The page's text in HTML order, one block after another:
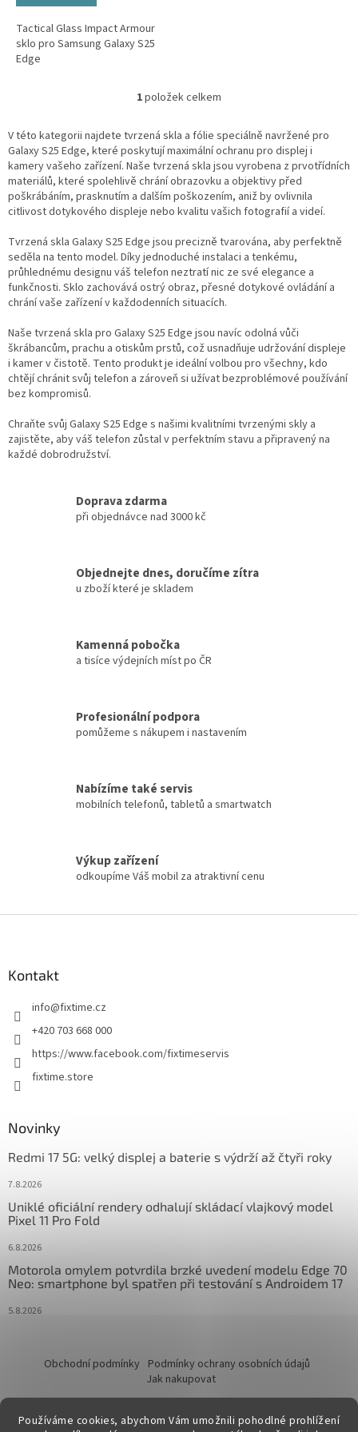
Používáme cookies, abychom Vám umožnili pohodlné prohlížení
Tactical Glass Impact Armour
sklo pro Samsung Galaxy S25
Edge
O
l
á
d
a
c
í
r
v
k
y
v
p
i
s
u
1položek celkem
V této kategorii najdete tvrzená skla a fólie speciálně navržené pro
Galaxy S25 Edge, které poskytují maximální ochranu pro displej i
kamery vašeho zařízení. Naše tvrzená skla jsou vyrobena z prvotřídních
materiálů, které spolehlivě chrání obrazovku a objektivy před
poškrábáním, prasknutím a dalším poškozením, aniž by ovlivnila
citlivost dotykového displeje nebo kvalitu vašich fotografií a videí.
Tvrzená skla Galaxy S25 Edge jsou precizně tvarována, aby perfektně
seděla na tento model. Díky jednoduché instalaci a tenkému,
průhlednému designu váš telefon neztratí nic ze své elegance a
funkčnosti. Sklo zachovává ostrý obraz, přesné dotykové ovládání a
chrání vaše zařízení v každodenních situacích.
Naše tvrzená skla pro Galaxy S25 Edge jsou navíc odolná vůči
škrábancům, prachu a otiskům prstů, což usnadňuje udržování displeje
i kamer v čistotě. Tento produkt je ideální volbou pro všechny, kdo
chtějí chránit svůj telefon a zároveň si užívat bezproblémové používání
bez kompromisů.
Chraňte svůj Galaxy S25 Edge s našimi kvalitními tvrzenými skly a
zajistěte, aby váš telefon zůstal v perfektním stavu a připravený na
každé dobrodružství.
Doprava zdarma
při objednávce nad 3000 kč
Objednejte dnes, doručíme zítra
u zboží které je skladem
Kamenná pobočka
a tisíce výdejních míst po ČR
Profesionální podpora
pomůžeme s nákupem i nastavením
Nabízíme také servis
mobilních telefonů, tabletů a smartwatch
Výkup zařízení
odkoupíme Váš mobil za atraktivní cenu
Kontakt
info@fixtime.cz
+420 703 668 000
https://www.facebook.com/fixtimeservis
fixtime.store
Novinky
Redmi 17 5G: velký displej a baterie s výdrží až čtyři roky
7.8.2026
Uniklé oficiální rendery odhalují skládací vlajkový model
Pixel 11 Pro Fold
6.8.2026
Motorola omylem potvrdila brzké uvedení modelu Edge 70
Neo: smartphone byl spatřen při testování s Androidem 17
5.8.2026
Obchodní podmínky Podmínky ochrany osobních údajů
Jak nakupovat